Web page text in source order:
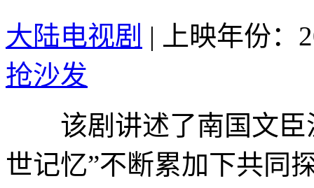
大陆电视剧 |
上映年份：
抢沙发
该剧讲述了南国文臣
世记忆”不断累加下共同